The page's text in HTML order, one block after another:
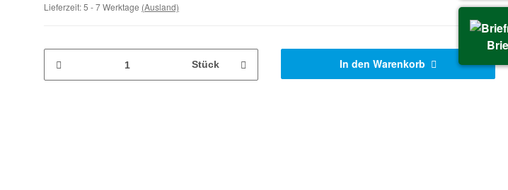
Lieferzeit:5 - 7 Werktage (Ausland)
Stück In den Warenkorb